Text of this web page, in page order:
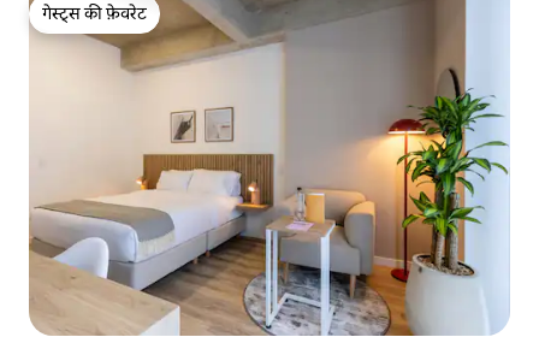
गेस्ट्स की फ़ेवरेट
गेस्ट्स की फ़ेवरेट